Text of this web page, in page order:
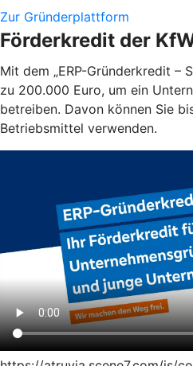
Zur Gründerplattform
Förderkredit der
Mit dem „ERP-Gründerkredit –
zu 200.000 Euro, um ein
betreiben. Davon können Sie
Betriebsmittel verwenden.